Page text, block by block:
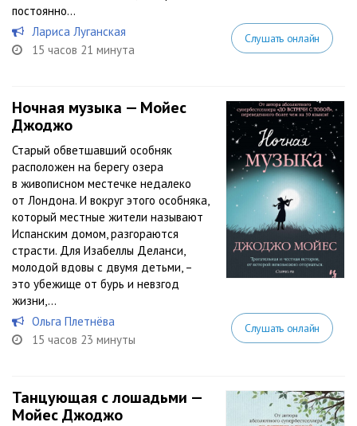
постоянно...
Лариса Луганская
15 часов 21 минута
Слушать онлайн
Ночная музыка — Мойес
Джоджо
Старый обветшавший особняк
расположен на берегу озера
в живописном местечке недалеко
от Лондона. И вокруг этого особняка,
который местные жители называют
Испанским домом, разгораются
страсти. Для Изабеллы Деланси,
молодой вдовы с двумя детьми, –
это убежище от бурь и невзгод
жизни,...
Ольга Плетнёва
15 часов 23 минуты
Слушать онлайн
Танцующая с лошадьми —
Мойес Джоджо